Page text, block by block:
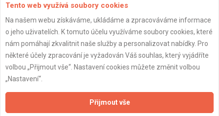
Aktualizováno z portálu ARES dne 22.07.2025 14:27:56
Důležité informace
Tento web využívá soubory cookies
Na našem webu získáváme, ukládáme a zpracováváme informace
o jeho uživatelích. K tomuto účelu využíváme soubory cookies, které
nám pomáhají zkvalitnit naše služby a personalizovat nabídky. Pro
některé účely zpracování je vyžadován Váš souhlas, který vyjádříte
volbou „Přijmout vše“. Nastavení cookies můžete změnit volbou
„Nastavení“.
Přijmout vše